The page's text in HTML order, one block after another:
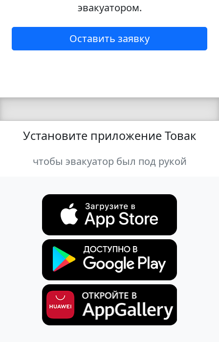
эвакуатором.
Оставить заявку
Установите приложение Товак
чтобы эвакуатор был под рукой